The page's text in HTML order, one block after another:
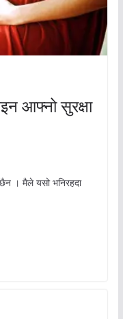
आफ्नो सुरक्षा
। मैले यसो भनिरहदा